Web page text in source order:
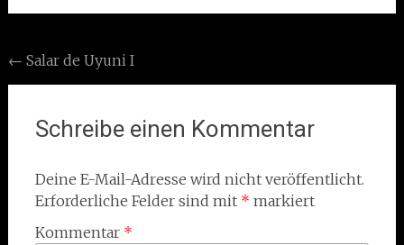
Post
navigation
← Salar de Uyuni I
Schreibe einen Kommentar
Deine E-Mail-Adresse wird nicht veröffentlicht.
Erforderliche Felder sind mit * markiert
Kommentar *